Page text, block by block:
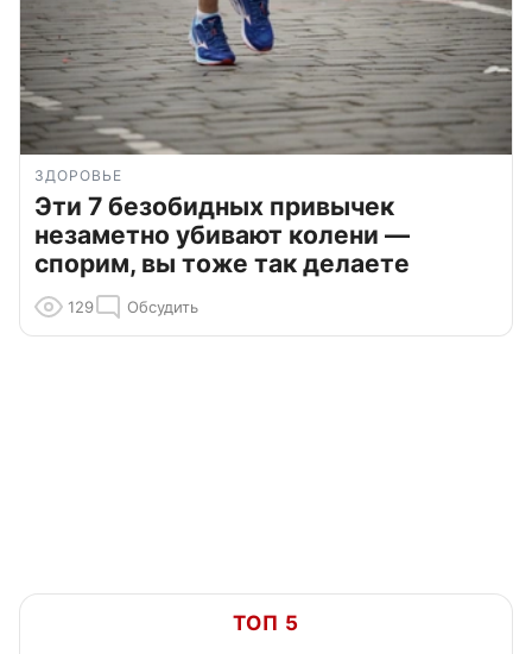
ЗДОРОВЬЕ
Эти 7 безобидных привычек
незаметно убивают колени —
спорим, вы тоже так делаете
129 Обсудить
ТОП 5